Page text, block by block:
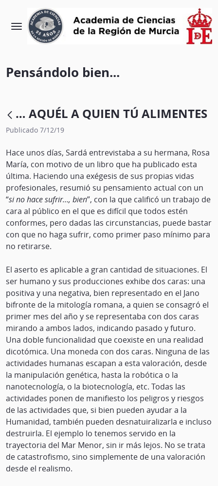
Pensándolo bien...
… AQUÉL A QUIEN TÚ ALIMENTES
Publicado 7/12/19
Hace unos días, Sardá entrevistaba a su hermana, Rosa
María, con motivo de un libro que ha publicado esta
última. Haciendo una exégesis de sus propias vidas
profesionales, resumió su pensamiento actual con un
“si no hace sufrir…, bien”, con la que calificó un trabajo de
cara al público en el que es difícil que todos estén
conformes, pero dadas las circunstancias, puede bastar
con que no haga sufrir, como primer paso mínimo para
no retirarse.
El aserto es aplicable a gran cantidad de situaciones. El
ser humano y sus producciones exhibe dos caras: una
positiva y una negativa, bien representado en el Jano
bifronte de la mitología romana, a quien se consagró el
primer mes del año y se representaba con dos caras
mirando a ambos lados, indicando pasado y futuro.
Una doble funcionalidad que coexiste en una realidad
dicotómica. Una moneda con dos caras. Ninguna de las
actividades humanas escapan a esta valoración, desde
la manipulación genética, hasta la robótica o la
nanotecnología, o la biotecnología, etc. Todas las
actividades ponen de manifiesto los peligros y riesgos
de las actividades que, si bien pueden ayudar a la
Humanidad, también pueden desnatuiralizarla e incluso
destruirla. El ejemplo lo tenemos servido en la
trayectoria del Mar Menor, sin ir más lejos. No se trata
de catastrofismo, sino simplemente de una valoración
desde el realismo.